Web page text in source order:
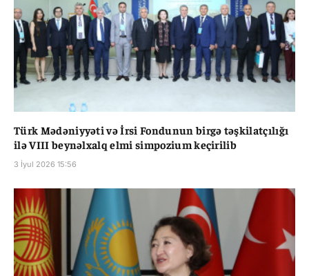
Türk Mədəniyyəti və İrsi Fondunun birgə təşkilatçılığı
ilə VIII beynəlxalq elmi simpozium keçirilib
3 İyul 2026 15:56